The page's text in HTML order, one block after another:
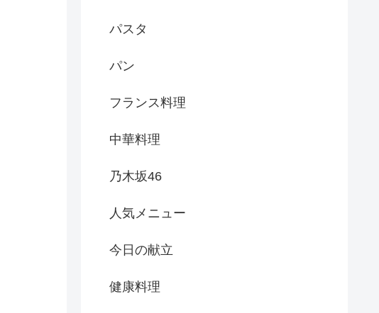
パスタ
パン
フランス料理
中華料理
乃木坂46
人気メニュー
今日の献立
健康料理